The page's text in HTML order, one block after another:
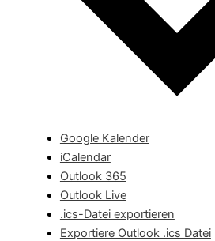
Google Kalender
iCalendar
Outlook 365
Outlook Live
.ics-Datei exportieren
Exportiere Outlook .ics Datei